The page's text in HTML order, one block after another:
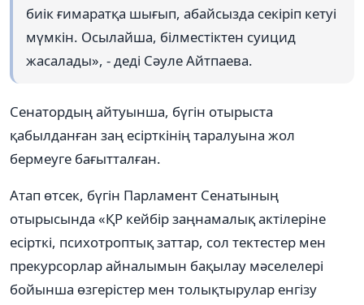
биік ғимаратқа шығып, абайсызда секіріп кетуі
мүмкін. Осылайша, білместіктен суицид
жасалады», - деді Сәуле Айтпаева.
Сенатордың айтуынша, бүгін отырыста
қабылданған заң есірткінің таралуына жол
бермеуге бағытталған.
Атап өтсек, бүгін Парламент Сенатының
отырысында «ҚР кейбір заңнамалық актілеріне
есірткі, психотроптық заттар, сол тектестер мен
прекурсорлар айналымын бақылау мәселелері
бойынша өзгерістер мен толықтырулар енгізу